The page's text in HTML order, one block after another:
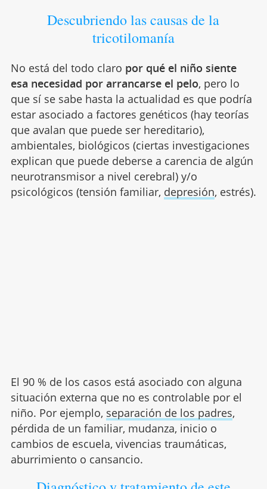
Descubriendo las causas de la
tricotilomanía
No está del todo claro por qué el niño siente
esa necesidad por arrancarse el pelo, pero lo
que sí se sabe hasta la actualidad es que podría
estar asociado a factores genéticos (hay teorías
que avalan que puede ser hereditario),
ambientales, biológicos (ciertas investigaciones
explican que puede deberse a carencia de algún
neurotransmisor a nivel cerebral) y/o
psicológicos (tensión familiar, depresión, estrés).
El 90 % de los casos está asociado con alguna
situación externa que no es controlable por el
niño. Por ejemplo, separación de los padres,
pérdida de un familiar, mudanza, inicio o
cambios de escuela, vivencias traumáticas,
aburrimiento o cansancio.